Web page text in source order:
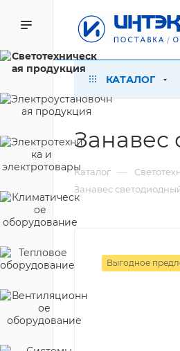
КАТАЛОГ
Занавес
Каталог —
Занавес
Выгодное